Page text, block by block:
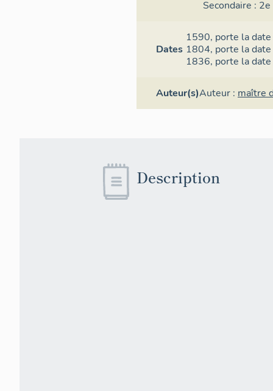
Le
voûtes du
Secondaire :
Dates
1590, porte la date
1804, porte la date
1836, porte la date
Auteur(s)Auteur : maître
Description